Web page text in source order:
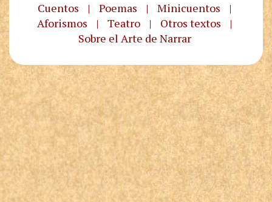
Cuentos | Poemas | Minicuentos
|
Aforismos
| Teatro | Otros textos
|
Sobre el Arte de Narrar